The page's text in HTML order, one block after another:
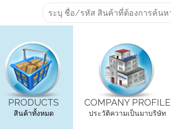
PRODUCTS
สินค้าทั้งหมด
COMPANY PROFILE
ประวัติความเป็นมาบริษัท